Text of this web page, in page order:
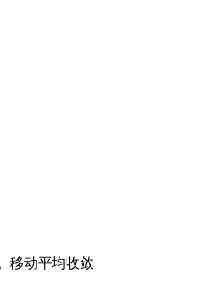
移动平均收敛